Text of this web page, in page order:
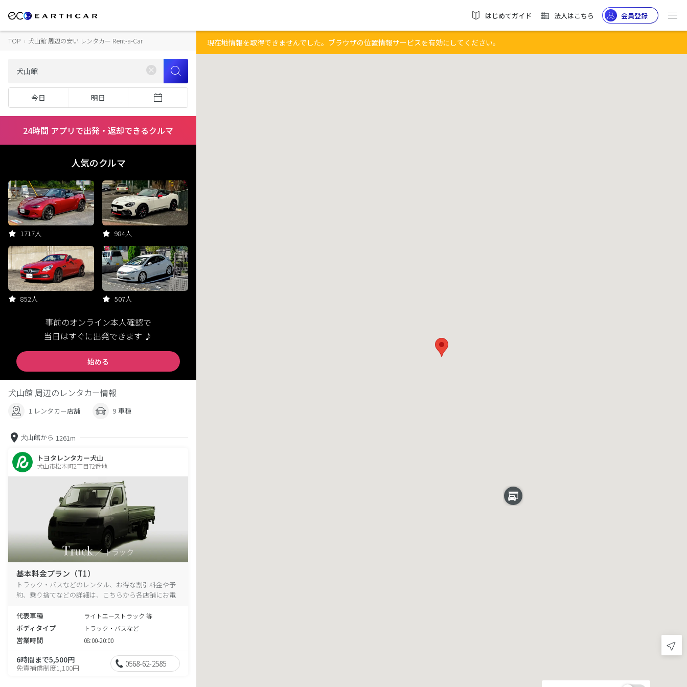
はじめてガイド 法人はこちら 会員登録
現在地情報を取得できませんでした。ブラウザの位置情報サービスを有効にしてください。
TOP › 犬山館 周辺の安い レンタカー Rent-a-Car
今日 明日
24時間 アプリで出発・返却できるクルマ
人気のクルマ
1717人 984人
852人 507人
事前のオンライン本人確認で
当日はすぐに出発できます ♪
始める
犬山館 周辺のレンタカー情報
1 レンタカー店舗 9 車種
犬山館から 1261m
トヨタレンタカー犬山
犬山市松本町2丁目72番地
基本料金プラン（T1）
トラック・バスなどのレンタル、お得な割引料金や予
約、乗り捨てなどの詳細は、こちらから各店舗にお電
代表車種
ライトエーストラック 等
ボディタイプ トラック・バスなど
営業時間 08:00-20:00
6時間まで5,500円
免責補償制度1,100円 0568-62-2585